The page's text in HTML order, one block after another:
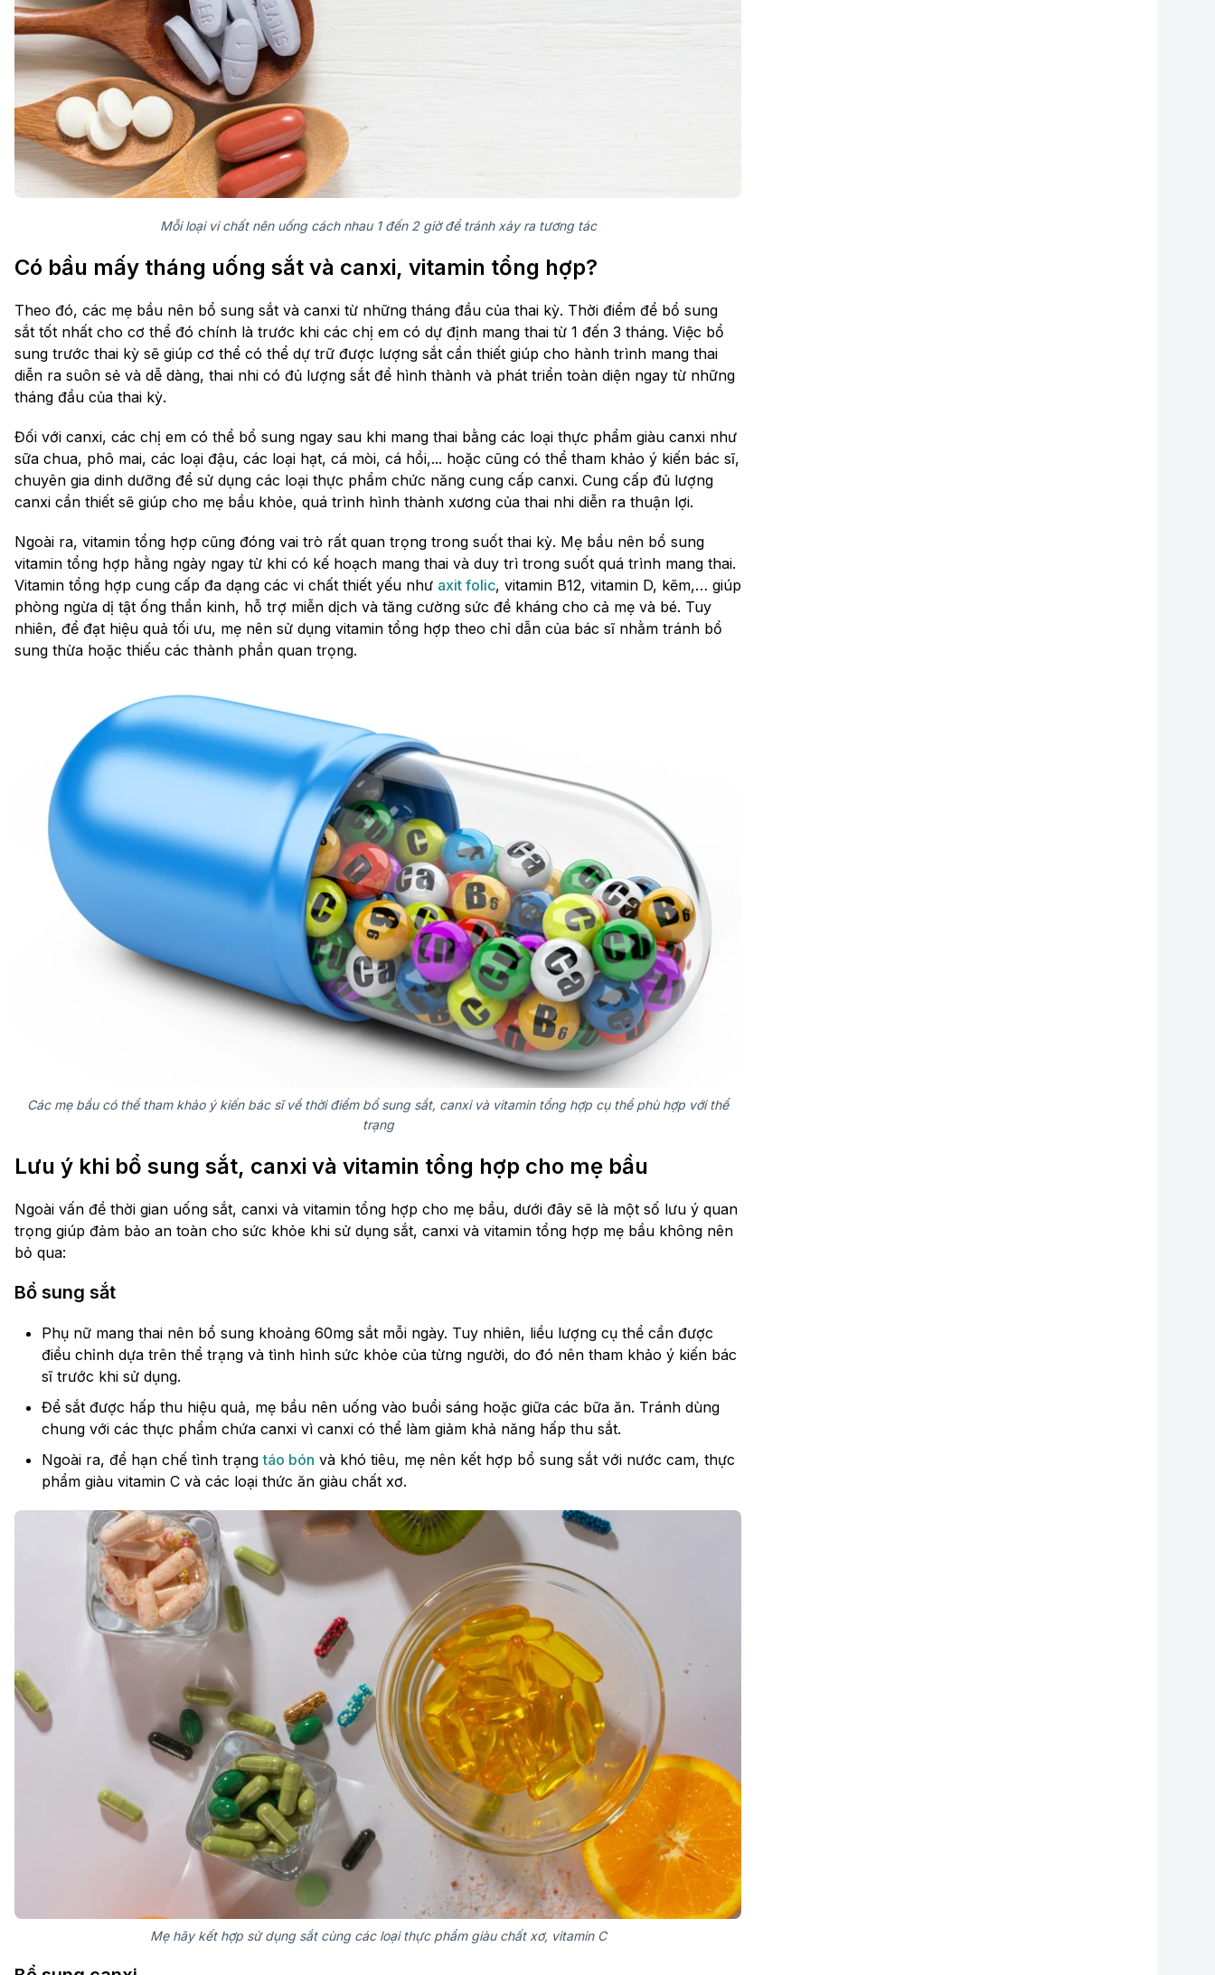
Mỗi loại vi chất nên uống cách nhau 1 đến 2 giờ để tránh xảy ra tương tác
Có bầu mấy tháng uống sắt và canxi, vitamin tổng hợp?
Theo đó, các mẹ bầu nên bổ sung sắt và canxi từ những tháng đầu của thai kỳ. Thời điểm để bổ sung
sắt tốt nhất cho cơ thể đó chính là trước khi các chị em có dự định mang thai từ 1 đến 3 tháng. Việc bổ
sung trước thai kỳ sẽ giúp cơ thể có thể dự trữ được lượng sắt cần thiết giúp cho hành trình mang thai
diễn ra suôn sẻ và dễ dàng, thai nhi có đủ lượng sắt để hình thành và phát triển toàn diện ngay từ những
tháng đầu của thai kỳ.
Đối với canxi, các chị em có thể bổ sung ngay sau khi mang thai bằng các loại thực phẩm giàu canxi như
sữa chua, phô mai, các loại đậu, các loại hạt, cá mòi, cá hồi,... hoặc cũng có thể tham khảo ý kiến bác sĩ,
chuyên gia dinh dưỡng để sử dụng các loại thực phẩm chức năng cung cấp canxi. Cung cấp đủ lượng
canxi cần thiết sẽ giúp cho mẹ bầu khỏe, quá trình hình thành xương của thai nhi diễn ra thuận lợi.
Ngoài ra, vitamin tổng hợp cũng đóng vai trò rất quan trọng trong suốt thai kỳ. Mẹ bầu nên bổ sung
vitamin tổng hợp hằng ngày ngay từ khi có kế hoạch mang thai và duy trì trong suốt quá trình mang thai.
Vitamin tổng hợp cung cấp đa dạng các vi chất thiết yếu như axit folic, vitamin B12, vitamin D, kẽm,… giúp
phòng ngừa dị tật ống thần kinh, hỗ trợ miễn dịch và tăng cường sức đề kháng cho cả mẹ và bé. Tuy
nhiên, để đạt hiệu quả tối ưu, mẹ nên sử dụng vitamin tổng hợp theo chỉ dẫn của bác sĩ nhằm tránh bổ
sung thừa hoặc thiếu các thành phần quan trọng.
Các mẹ bầu có thể tham khảo ý kiến bác sĩ về thời điểm bổ sung sắt, canxi và vitamin tổng hợp cụ thể phù hợp với thể
trạng
Lưu ý khi bổ sung sắt, canxi và vitamin tổng hợp cho mẹ bầu
Ngoài vấn đề thời gian uống sắt, canxi và vitamin tổng hợp cho mẹ bầu, dưới đây sẽ là một số lưu ý quan
trọng giúp đảm bảo an toàn cho sức khỏe khi sử dụng sắt, canxi và vitamin tổng hợp mẹ bầu không nên
bỏ qua:
Bổ sung sắt
Phụ nữ mang thai nên bổ sung khoảng 60mg sắt mỗi ngày. Tuy nhiên, liều lượng cụ thể cần được
điều chỉnh dựa trên thể trạng và tình hình sức khỏe của từng người, do đó nên tham khảo ý kiến bác
sĩ trước khi sử dụng.
Để sắt được hấp thu hiệu quả, mẹ bầu nên uống vào buổi sáng hoặc giữa các bữa ăn. Tránh dùng
chung với các thực phẩm chứa canxi vì canxi có thể làm giảm khả năng hấp thu sắt.
Ngoài ra, để hạn chế tình trạngtáo bón và khó tiêu, mẹ nên kết hợp bổ sung sắt với nước cam, thực
phẩm giàu vitamin C và các loại thức ăn giàu chất xơ.
Mẹ hãy kết hợp sử dụng sắt cùng các loại thực phẩm giàu chất xơ, vitamin C